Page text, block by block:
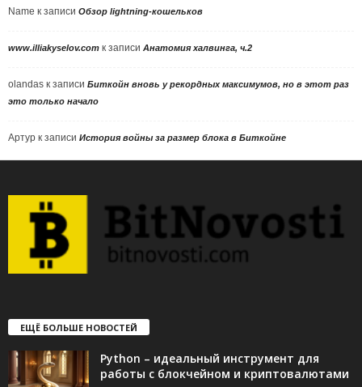
Name к записи Обзор lightning-кошельков
www.illiakyselov.com к записи Анатомия халвинга, ч.2
olandas к записи Биткойн вновь у рекордных максимумов, но в этот раз
это только начало
Артур к записи История войны за размер блока в Биткойне
ЕЩЁ БОЛЬШЕ НОВОСТЕЙ
Python – идеальный инструмент для
работы с блокчейном и криптовалютами